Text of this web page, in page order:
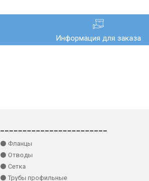
Информация для заказа
⚫ Фланцы
⚫ Отводы
⚫ Сетка
⚫ Трубы профильные